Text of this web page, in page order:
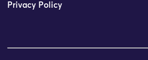
Privacy Policy